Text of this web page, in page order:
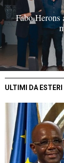
Fabo Herons
ULTIMI DA ESTERI